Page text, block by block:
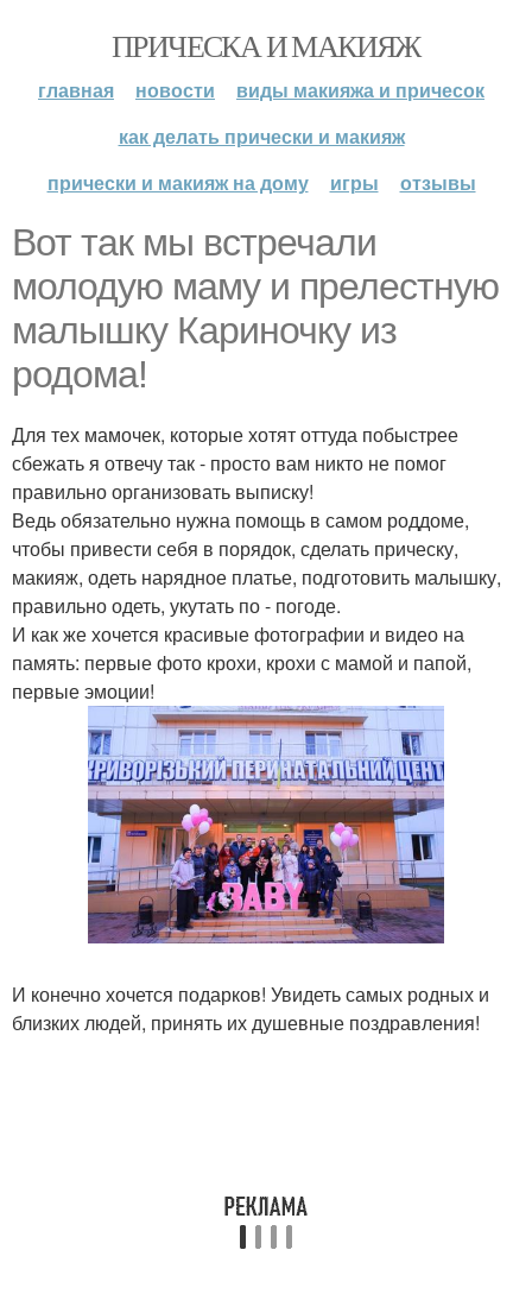
ПРИЧЕСКА И МАКИЯЖ
главная новости
виды макияжа и причесок
как делать прически и макияж
прически и макияж на дому
игры отзывы
Вот так мы встречали
молодую маму и прелестную
малышку Кариночку из
родома!
Для тех мамочек, которые хотят оттуда побыстрее
сбежать я отвечу так - просто вам никто не помог
правильно организовать выписку!
Ведь обязательно нужна помощь в самом роддоме,
чтобы привести себя в порядок, сделать прическу,
макияж, одеть нарядное платье, подготовить малышку,
правильно одеть, укутать по - погоде.
И как же хочется красивые фотографии и видео на
память: первые фото крохи, крохи с мамой и папой,
первые эмоции!
И конечно хочется подарков! Увидеть самых родных и
близких людей, принять их душевные поздравления!